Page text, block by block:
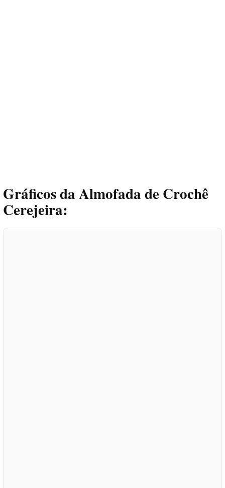
Gráficos da Almofada de Crochê
Cerejeira: